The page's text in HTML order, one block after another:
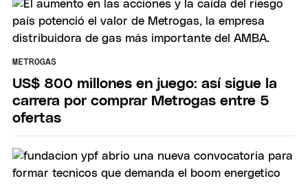
METROGAS
US$ 800 millones en juego: así sigue la
carrera por comprar Metrogas entre 5
ofertas